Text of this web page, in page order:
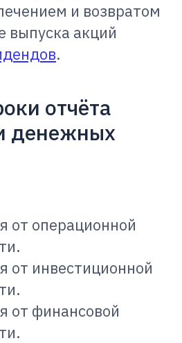
и возвратом
выпуска акций
.
отчёта
денежных
от операционной
от инвестиционной
от финансовой